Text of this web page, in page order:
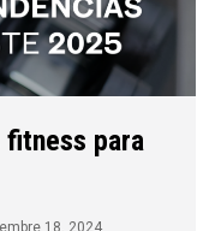
fitness para